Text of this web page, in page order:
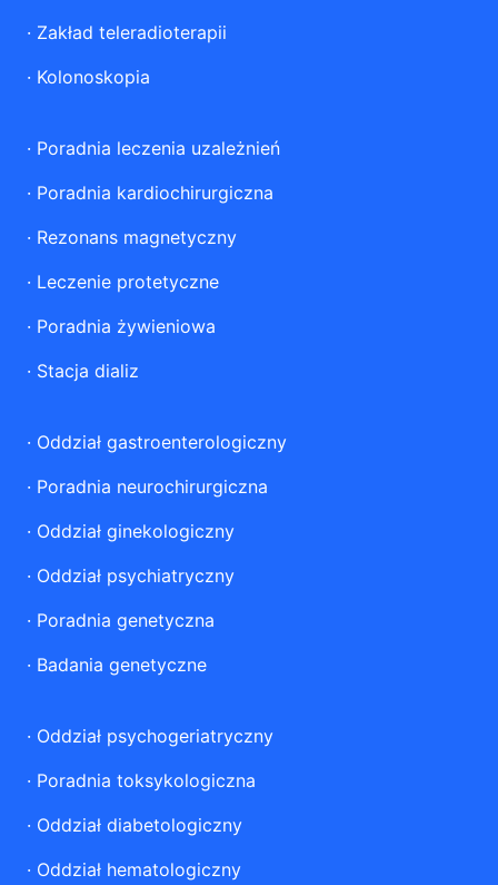
· Zakład teleradioterapii
· Kolonoskopia
· Poradnia leczenia uzależnień
· Poradnia kardiochirurgiczna
· Rezonans magnetyczny
· Leczenie protetyczne
· Poradnia żywieniowa
· Stacja dializ
· Oddział gastroenterologiczny
· Poradnia neurochirurgiczna
· Oddział ginekologiczny
· Oddział psychiatryczny
· Poradnia genetyczna
· Badania genetyczne
· Oddział psychogeriatryczny
· Poradnia toksykologiczna
· Oddział diabetologiczny
· Oddział hematologiczny